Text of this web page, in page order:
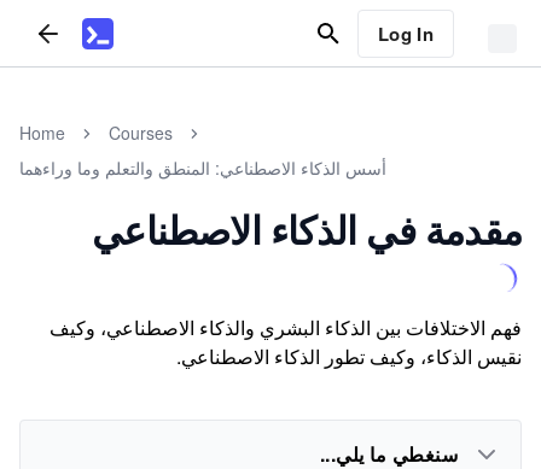
Log In
Home
Courses
أسس الذكاء الاصطناعي: المنطق والتعلم وما وراءهما
مقدمة في الذكاء الاصطناعي
فهم الاختلافات بين الذكاء البشري والذكاء الاصطناعي، وكيف
نقيس الذكاء، وكيف تطور الذكاء الاصطناعي.
سنغطي ما يلي...